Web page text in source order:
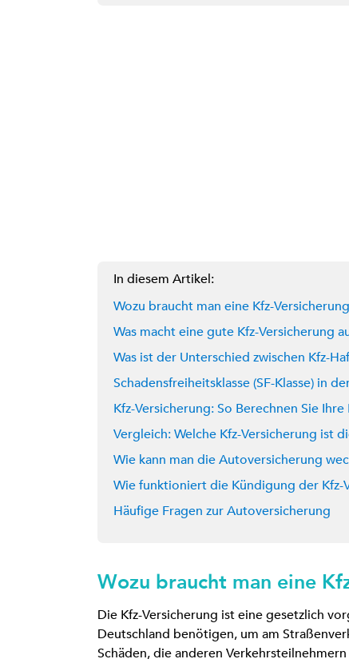
In diesem Artikel:
Wozu braucht man eine Kfz-
Was macht eine gute Kfz-Versicherung
Was ist der Unterschied zwischen Kfz-
Schadensfreiheitsklasse (SF-Klasse) in
Kfz-Versicherung: So Berechnen Sie
Vergleich: Welche Kfz-Versicherung ist
Wie kann man die Autoversicherung
Wie funktioniert die Kündigung der Kfz-
Häufige Fragen zur Autoversicherung
Wozu braucht man eine
Die Kfz-Versicherung ist eine gesetzlich
Deutschland benötigen, um am
Schäden, die anderen